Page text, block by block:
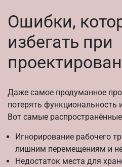
Ошибки,
избегать при
Даже самое продуманное
потерять функциональность
Вот самые
Игнорирование рабочего
лишним перемещениям и
Недостаток места для